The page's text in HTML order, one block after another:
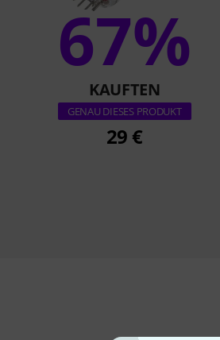
67%
KAUFTEN
GENAU DIESES PRODUKT
29 €